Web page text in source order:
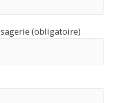
(obligatoire)